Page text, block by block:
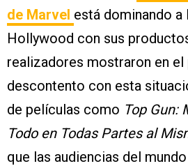
de Marvel está dominando a
Hollywood con sus
realizadores mostraron en el
descontento con esta
de películas como Top Gun:
Todo en Todas Partes al
que las audiencias del